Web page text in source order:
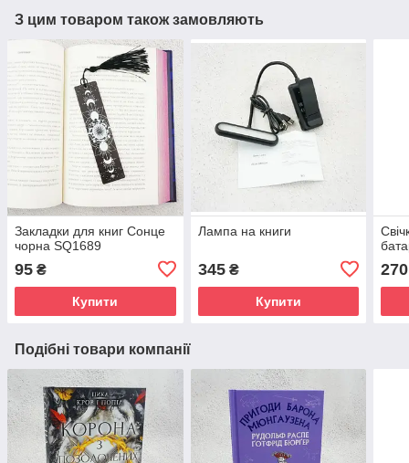
З цим товаром також замовляють
Закладки для книг Сонце
чорна SQ1689
95 ₴
Купити
Лампа на книги
345₴
Купити
270
Подібні товари компанії